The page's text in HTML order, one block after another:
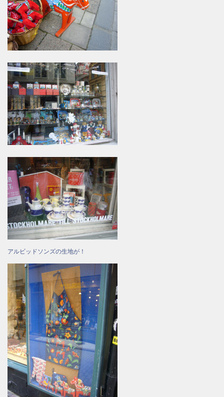
アルビッドソンズの生地が！